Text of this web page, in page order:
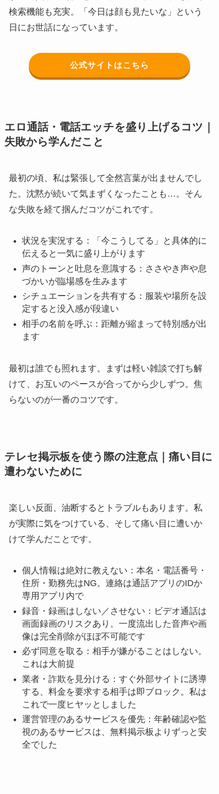
検索機能も充実。「今日は顔も見たいな」という
日にお世話になっています。
公式サイトはこちら
エロ通話・電話エッチを盛り上げるコツ｜
失敗から学んだこと
最初の頃、私は緊張して全然言葉が出ませんでし
た。沈黙が続いて気まずくなったことも…。そん
な失敗を経て掴んだコツがこれです。
状況を実況する：「今こうしてる」と具体的に
伝えると一気に盛り上がります
声のトーンと吐息を意識する：ささやき声や息
づかいが臨場感を生みます
シチュエーションを共有する：服装や場所を設
定すると没入感が段違い
相手の名前を呼ぶ：距離が縮まって特別感が出
ます
最初は誰でも照れます。まずは軽い雑談で打ち解
けて、お互いのペースが合ってから少しずつ。焦
らないのが一番のコツです。
テレセ掲示板を使う際の注意点｜痛い目に
遭わないために
楽しい反面、油断するとトラブルもあります。私
が実際に気をつけている、そして痛い目に遭いか
けて学んだことです。
個人情報は絶対に教えない：本名・電話番号・
住所・勤務先はNG。連絡は通話アプリのIDか
専用アプリ内で
録音・録画はしない／させない：ビデオ通話は
画面録画のリスクあり。一度流出した音声や画
像は完全削除がほぼ不可能です
必ず同意を取る：相手が嫌がることはしない。
これは大前提
業者・詐欺を見分ける：すぐ外部サイトに誘導
する、料金を要求する相手は即ブロック。私は
これで一度ヒヤッとしました
運営管理のあるサービスを優先：年齢確認や監
視のあるサービスは、無料掲示板よりずっと安
全でした